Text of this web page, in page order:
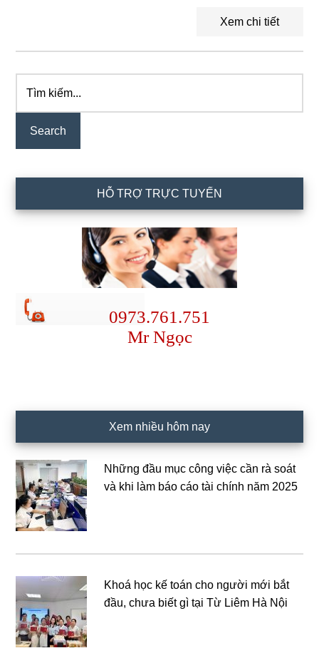
Xem chi tiết
Primary
Sidebar
kiếm...
HỖ TRỢ TRỰC TUYẾN
0973.761.751
Mr Ngọc
Xem nhiều hôm nay
Những đầu mục công việc cần rà soát
và khi làm báo cáo tài chính năm 2025
Khoá học kế toán cho người mới bắt
đầu, chưa biết gì tại Từ Liêm Hà Nội